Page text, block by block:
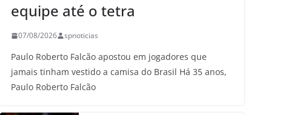
equipe até o tetra
07/08/2026 spnoticias
Paulo Roberto Falcão apostou em jogadores que
jamais tinham vestido a camisa do Brasil Há 35 anos,
Paulo Roberto Falcão